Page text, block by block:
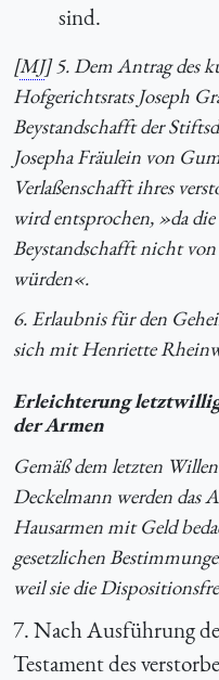
sind.
[MJ] 5. Dem Antrag des
Hofgerichtsrats Joseph
Beystandschafft der
Josepha Fräulein von
Verlaßenschafft ihres
wird entsprochen, »da
Beystandschafft nicht
würden«.
6. Erlaubnis für den
sich mit Henriette
Erleichterung
der Armen
Gemäß dem letzten
Deckelmann werden das
Hausarmen mit Geld
gesetzlichen
weil sie die
7. Nach Ausführung
Testament des